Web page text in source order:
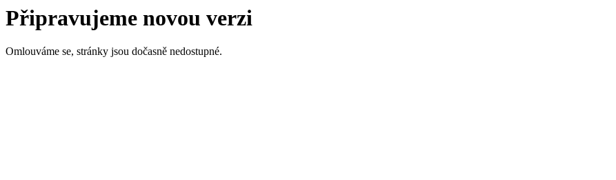
Připravujeme novou verzi
Omlouváme se, stránky jsou dočasně nedostupné.